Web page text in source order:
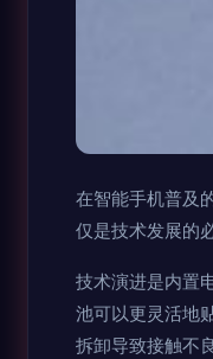
在智能手机普及
仅是技术发展的
技术演进是内置
池可以更灵活地
拆卸导致接触不